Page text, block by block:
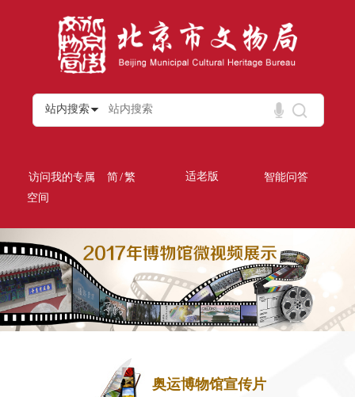
站内搜索
访问我的专属
空间
简/繁 适老版 智能问答
奥运博物馆宣传片